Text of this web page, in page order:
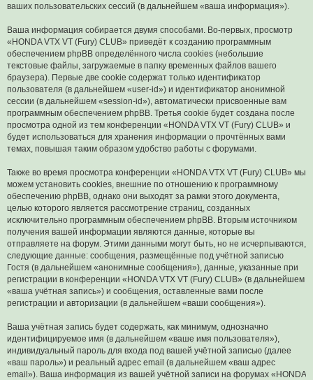
ваших пользовательских сессий (в дальнейшем «ваша информация»).
Ваша информация собирается двумя способами. Во-первых, просмотр
«HONDA VTX VT (Fury) CLUB» приведёт к созданию программным
обеспечением phpBB определённого числа cookies (небольшие
текстовые файлы, загружаемые в папку временных файлов вашего
браузера). Первые две cookie содержат только идентификатор
пользователя (в дальнейшем «user-id») и идентификатор анонимной
сессии (в дальнейшем «session-id»), автоматически присвоенные вам
программным обеспечением phpBB. Третья cookie будет создана после
просмотра одной из тем конференции «HONDA VTX VT (Fury) CLUB» и
будет использоваться для хранения информации о прочтённых вами
темах, повышая таким образом удобство работы с форумами.
Также во время просмотра конференции «HONDA VTX VT (Fury) CLUB» мы
можем установить cookies, внешние по отношению к программному
обеспечению phpBB, однако они выходят за рамки этого документа,
целью которого является рассмотрение страниц, созданных
исключительно программным обеспечением phpBB. Вторым источником
получения вашей информации являются данные, которые вы
отправляете на форум. Этими данными могут быть, но не исчерпываются,
следующие данные: сообщения, размещённые под учётной записью
Гостя (в дальнейшем «анонимные сообщения»), данные, указанные при
регистрации в конференции «HONDA VTX VT (Fury) CLUB» (в дальнейшем
«ваша учётная запись») и сообщения, оставленные вами после
регистрации и авторизации (в дальнейшем «ваши сообщения»).
Ваша учётная запись будет содержать, как минимум, однозначно
идентифицируемое имя (в дальнейшем «ваше имя пользователя»),
индивидуальный пароль для входа под вашей учётной записью (далее
«ваш пароль») и реальный адрес email (в дальнейшем «ваш адрес
email»). Ваша информация из вашей учётной записи на форумах «HONDA